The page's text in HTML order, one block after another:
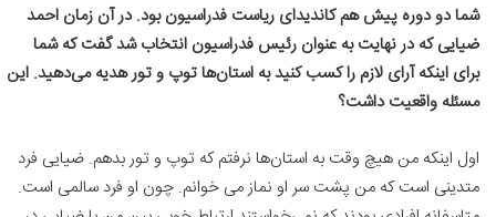
شما دو دوره پیش هم کاندیدای ریاست فدراسیون بود. در آن زمان احمد
ضیایی که در نهایت به عنوان رئیس فدراسیون انتخاب شد گفت که شما
برای اینکه آرای لازم را کسب کنید به استان‌ها توپ و تور هدیه می‌دهید. این
مسئله واقعیت داشت؟
اول اینکه من هیچ وقت به استان‌ها نرفتم که توپ و تور بدهم. ضیایی فرد
متدینی است که من پشت سر او نماز می خوانم. چون او فرد سالمی است.